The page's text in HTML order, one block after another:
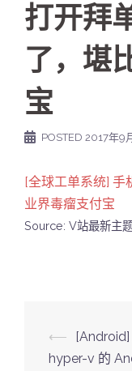
打开拜
了，堪
宝
POSTED 2017年9
[全球工单系统] 手
业界毒瘤支付宝
Source: V站最新主
Post
⟵
[Android]
hyper-v 的